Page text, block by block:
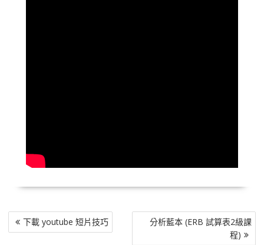
文
章
下載 youtube 短片技巧
分析藍本 (ERB 試算表2級課
程)